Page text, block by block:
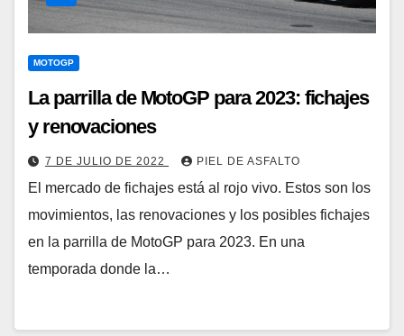
MOTOGP
La parrilla de MotoGP para 2023: fichajes
y renovaciones
7 DE JULIO DE 2022 PIEL DE ASFALTO
El mercado de fichajes está al rojo vivo. Estos son los
movimientos, las renovaciones y los posibles fichajes
en la parrilla de MotoGP para 2023. En una
temporada donde la…